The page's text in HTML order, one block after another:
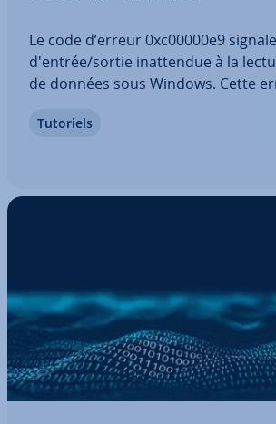
Le code d’erreur 0xc00000e9
d'entrée/sortie inat­ten­due à la
de données sous Windows. Cette
ne­ment et ne concerner qu’un
Tutoriels